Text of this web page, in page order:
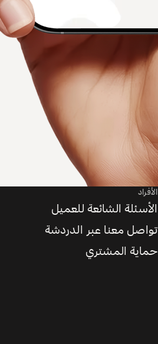
الأفراد
الأسئلة الشائعة للعميل
تواصل معنا عبر الدردشة
حماية المشتري